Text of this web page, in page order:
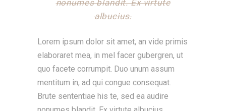
nonumes blandit. Ex virtute
albucius.
Lorem ipsum dolor sit amet, an vide primis
elaboraret mea, in mel facer gubergren, ut
quo facete corrumpit. Duo unum assum
mentitum in, ad qui congue consequat.
Brute sententiae his te, sed ea audire